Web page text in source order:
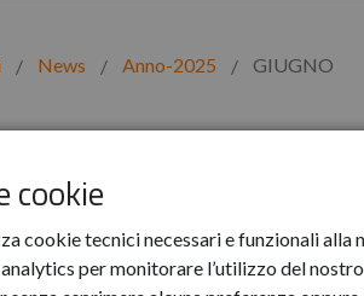
cookie
cookie tecnici necessari e funzionali alla
per monitorare l’utilizzo del
News Anno-2025 GIUGNO